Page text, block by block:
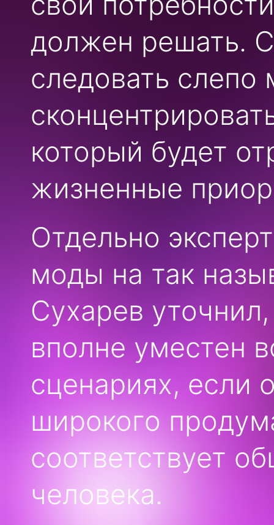
должен решать.
следовать
который будет
жизненные
Отдельно
моды на так
Сухарев
вполне уместен
сценариях, если
широкого
соответствует
человека.